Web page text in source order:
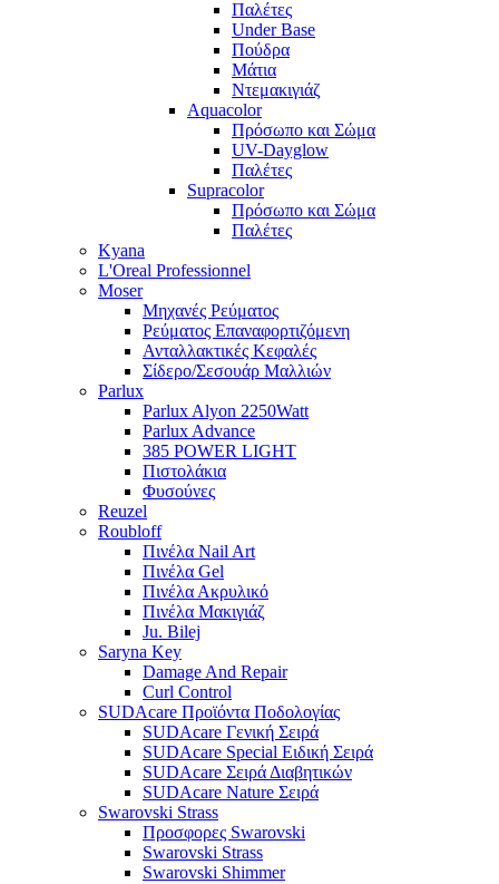
Παλέτες
Under Base
Πούδρα
Μάτια
Ντεμακιγιάζ
Aquacolor
Πρόσωπο και Σώμα
UV-Dayglow
Παλέτες
Supracolor
Πρόσωπο και Σώμα
Παλέτες
Kyana
L'Oreal Professionnel
Moser
Μηχανές Ρεύματος
Ρεύματος Επαναφορτιζόμενη
Ανταλλακτικές Κεφαλές
Σίδερο/Σεσουάρ Μαλλιών
Parlux
Parlux Alyon 2250Watt
Parlux Advance
385 POWER LIGHT
Πιστολάκια
Φυσούνες
Reuzel
Roubloff
Πινέλα Nail Art
Πινέλα Gel
Πινέλα Ακρυλικό
Πινέλα Μακιγιάζ
Ju. Bilej
Saryna Key
Damage And Repair
Curl Control
SUDAcare Προϊόντα Ποδολογίας
SUDAcare Γενική Σειρά
SUDAcare Special Ειδική Σειρά
SUDAcare Σειρά Διαβητικών
SUDAcare Nature Σειρά
Swarovski Strass
Προσφορες Swarovski
Swarovski Strass
Swarovski Shimmer